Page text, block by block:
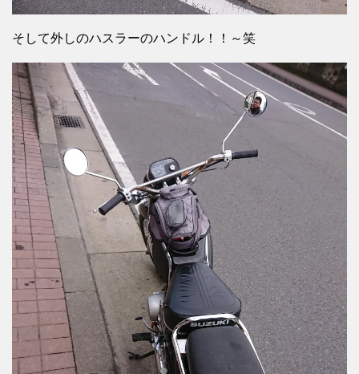
そして外しのハスラーのハンドル！！～笑